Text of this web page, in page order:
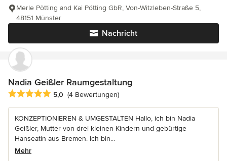
Nachricht
Merle Pötting and Kai Pötting GbR, Von-Witzleben-Straße 5,
48151 Münster
Nadia Geißler Raumgestaltung
Durchschnittliche Bewertung: 5 von 5 Sternen
5,0 (4 Bewertungen)
KONZEPTIONIEREN & UMGESTALTEN Hallo, ich bin Nadia
Geißler, Mutter von drei kleinen Kindern und gebürtige
Hanseatin aus Bremen. Ich bin...
Mehr